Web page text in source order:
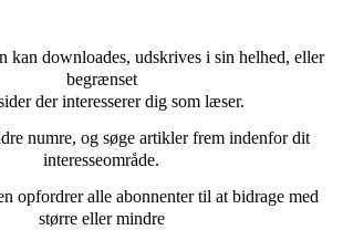
kan downloades, udskrives i sin helhed, eller
begrænset
der interesserer dig som læser.
numre, og søge artikler frem indenfor dit
interesseområde.
opfordrer alle abonnenter til at bidrage med
større eller mindre